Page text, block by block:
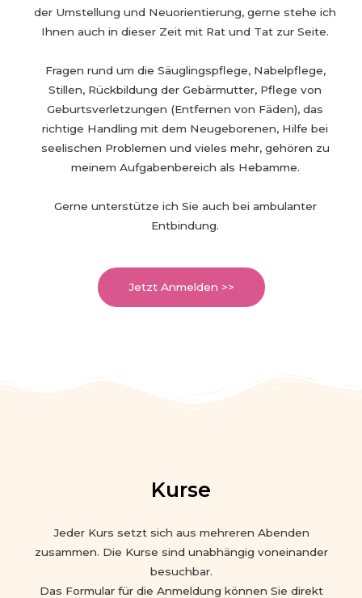
der Umstellung und Neuorientierung, gerne stehe ich
Ihnen auch in dieser Zeit mit Rat und Tat zur Seite.
Fragen rund um die Säuglingspflege, Nabelpflege,
Stillen, Rückbildung der Gebärmutter, Pflege von
Geburtsverletzungen (Entfernen von Fäden), das
richtige Handling mit dem Neugeborenen, Hilfe bei
seelischen Problemen und vieles mehr, gehören zu
meinem Aufgabenbereich als Hebamme.
Gerne unterstütze ich Sie auch bei ambulanter
Entbindung.
Jetzt Anmelden >>
Kurse
Jeder Kurs setzt sich aus mehreren Abenden
zusammen. Die Kurse sind unabhängig voneinander
besuchbar.
Das Formular für die Anmeldung können Sie direkt